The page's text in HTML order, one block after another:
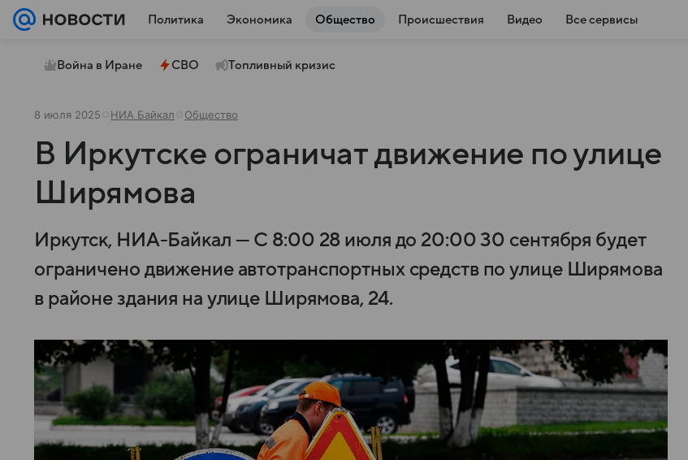
Политика Экономика Общество Происшествия Видео Все сервисы
Война в Иране СВО Топливный кризис
8 июля 2025 НИА Байкал Общество
В Иркутске ограничат движение по улице
Ширямова
Иркутск, НИА-Байкал — С 8:00 28 июля до 20:00 30 сентября будет
ограничено движение автотранспортных средств по улице Ширямова
в районе здания на улице Ширямова, 24.